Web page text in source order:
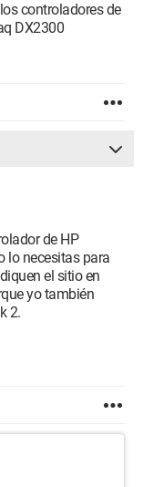
controladores de
DX2300
de HP
lo necesitas para
el sitio en
yo también
2.